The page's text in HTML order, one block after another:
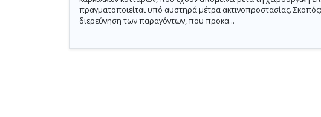
cancer,
quality
of
πραγματοποιείται υπό αυστηρά μέτρα ακτινοπροστασίας.
διερεύνηση των παραγόντων, που προκα...